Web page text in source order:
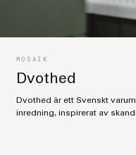
MOSAIK
Dvothed
Dvothed är ett Svenskt
inredning, inspirerat av